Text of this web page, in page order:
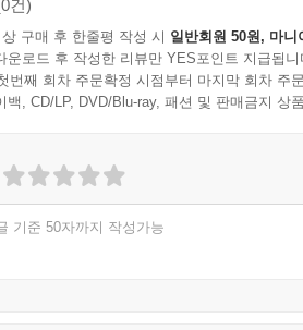
건)
구매 후 한줄평 작성 시 일반회원 50원, 마니
운로드 후 작성한 리뷰만 YES포인트 지급됩니
번째 회차 주문확정 시점부터 마지막 회차 주
백, CD/LP, DVD/Blu-ray, 패션 및 판매금지 상
기준 50자까지 작성가능